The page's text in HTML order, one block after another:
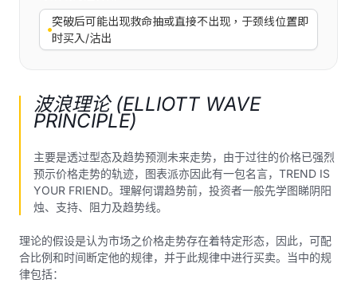
突破后可能出现救命抽或直接不出现，于颈线位置即
时买入/沽出
波浪理论 (ELLIOTT WAVE
PRINCIPLE)
主要是透过型态及趋势预测未来走势，由于过往的价格已强烈
预示价格走势的轨迹，图表派亦因此有一包名言，TREND IS
YOUR FRIEND。理解何谓趋势前，投资者一般先学图睇阴阳
烛、支持、阻力及趋势线。
理论的假设是认为市场之价格走势存在着特定形态，因此，可配
合比例和时间断定他的规律，并于此规律中进行买卖。当中的规
律包括：